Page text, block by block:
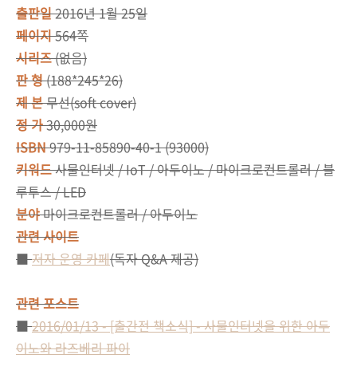
출판일2016년 1월 25일
페이지564쪽
시리즈(없음)
판 형(188*245*26)
제 본무선(soft cover)
정 가30,000원
ISBN979-11-85890-40-1 (93000)
키워드사물인터넷 / IoT / 아두이노 / 마이크로컨트롤러 / 블
루투스 / LED
분야마이크로컨트롤러 / 아두이노
관련 사이트
■저자 운영 카페(독자 Q&A 제공)
관련 포스트
■2016/01/13 - [출간전 책소식] - 사물인터넷을 위한 아두
이노와 라즈베리 파이